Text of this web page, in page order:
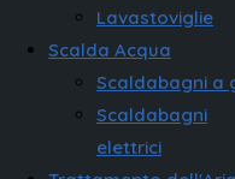
Lavastoviglie
Scalda Acqua
Scaldabagni a
Scaldabagni
elettrici